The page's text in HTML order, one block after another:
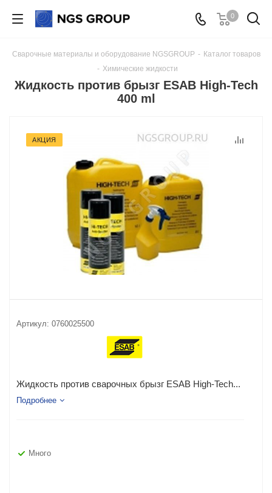
0
Сварочные материалы и оборудование NGSGROUP - Каталог товаров
- Химические жидкости
Жидкость против брызг ESAB High-Tech
400 ml
АКЦИЯ
Артикул: 0760025500
Жидкость против сварочных брызг ESAB High-Tech...
Подробнее
Много